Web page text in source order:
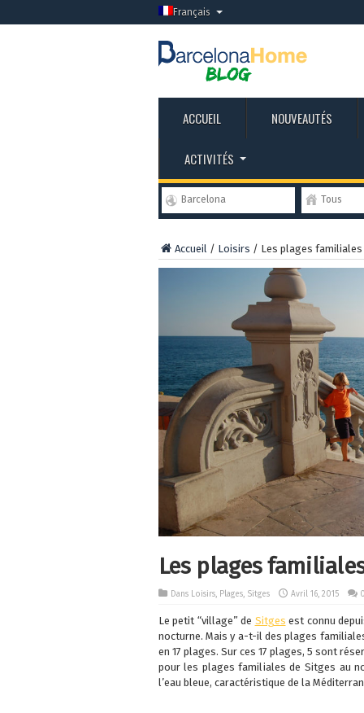
Français
ACCUEIL NOUVEAUTÉS
ACTIVITÉS
Barcelona Tous
Accueil / Loisirs / Les plages
Les plages
Dans Loisirs, Plages, Sitges Avril 16, 2015
Le petit “village” de Sitges est connu
nocturne. Mais y a-t-il des plages
en 17 plages. Sur ces 17 plages, 5 sont
pour les plages familiales de Sitges au
l’eau bleue, caractéristique de la